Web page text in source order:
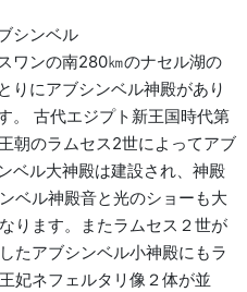
シンベル
ワンの南280㎞のナセル湖の
りにアブシンベル神殿があり
。 古代エジプト新王国時代第
朝のラムセス2世によってアブ
ベル大神殿は建設され、神殿
ベル神殿音と光のショーも大
ります。またラムセス２世が
たアブシンベル小神殿にもラ
妃ネフェルタリ像２体が並